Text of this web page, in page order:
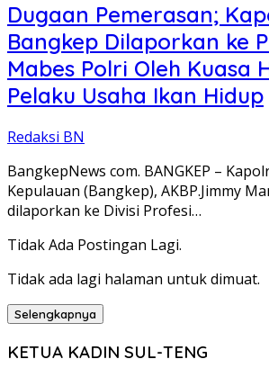
Dugaan Pemerasan;
Bangkep Dilaporkan ke
Mabes Polri Oleh Kuasa
Pelaku Usaha Ikan Hidup
Redaksi BN
BangkepNews com. BANGKEP –
Kepulauan (Bangkep), AKBP.Jimmy
dilaporkan ke Divisi Profesi…
Tidak Ada Postingan Lagi.
Tidak ada lagi halaman untuk dimuat.
Selengkapnya
KETUA KADIN SUL-TENG